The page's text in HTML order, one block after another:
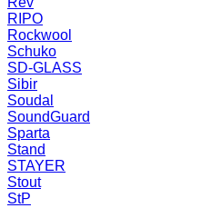
RIPO
Rockwool
Schuko
SD-GLASS
Sibir
Soudal
SoundGuard
Sparta
Stand
STAYER
Stout
StP